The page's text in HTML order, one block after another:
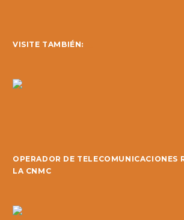
VISITE TAMBIÉN:
OPERADOR DE TELECOMUNICACIONES
LA CNMC